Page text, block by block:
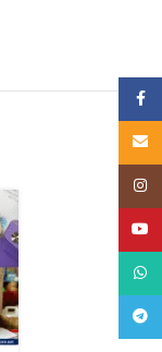
ដបទឹក​ –
គណនី
Email